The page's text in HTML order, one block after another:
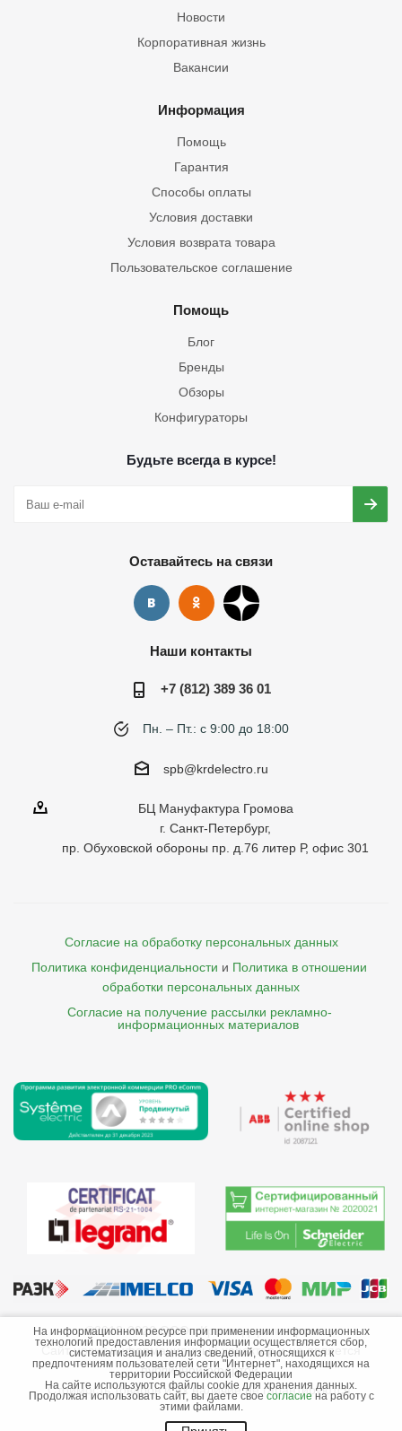
Новости
Корпоративная жизнь
Вакансии
Информация
Помощь
Гарантия
Способы оплаты
Условия доставки
Условия возврата товара
Пользовательское соглашение
Помощь
Блог
Бренды
Обзоры
Конфигураторы
Будьте всегда в курсе!
Оставайтесь на связи
Наши контакты
+7 (812) 389 36 01
Пн. – Пт.: с 9:00 до 18:00
spb@krdelectro.ru
БЦ Мануфактура Громова
г. Санкт-Петербург,
пр. Обуховской обороны пр. д.76 литер Р, офис 301
Согласие на обработку персональных данных
Политика конфиденциальности и Политика в отношении
обработки персональных данных
Согласие на получение рассылки рекламно-
    информационных материалов
©2013-2026 ООО «Краснодарэлектро»
Сайт носит информационный характер и не является
публичной офертой.
Стоимость товаров и их наличие не гарантируются.
На информационном ресурсе при применении информационных
технологий предоставления информации осуществляется сбор,
систематизация и анализ сведений, относящихся к
предпочтениям пользователей сети "Интернет", находящихся на
территории Российской Федерации
На сайте используются файлы cookie для хранения данных.
Продолжая использовать сайт, вы даете свое согласие на работу с
этими файлами.